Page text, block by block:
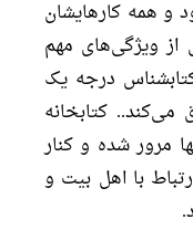
و همه کارهایشان
از ویژگی‌های مهم
درجه یک
کتابخانه
مرور شده و کنار
با اهل بیت و